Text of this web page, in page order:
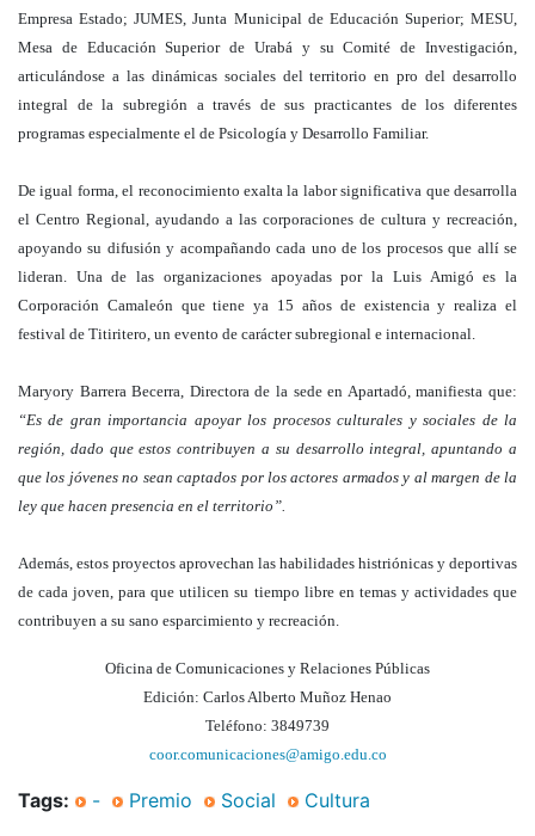
Empresa Estado; JUMES, Junta Municipal de Educación Superior; MESU,
Mesa de Educación Superior de Urabá y su Comité de Investigación,
articulándose a las dinámicas sociales del territorio en pro del desarrollo
integral de la subregión a través de sus practicantes de los diferentes
programas especialmente el de Psicología y Desarrollo Familiar.
De igual forma, el reconocimiento exalta la labor significativa que desarrolla
el Centro Regional, ayudando a las corporaciones de cultura y recreación,
apoyando su difusión y acompañando cada uno de los procesos que allí se
lideran. Una de las organizaciones apoyadas por la Luis Amigó es la
Corporación Camaleón que tiene ya 15 años de existencia y realiza el
festival de Titiritero, un evento de carácter subregional e internacional.
Maryory Barrera Becerra, Directora de la sede en Apartadó, manifiesta que:
“Es de gran importancia apoyar los procesos culturales y sociales de la
región, dado que estos contribuyen a su desarrollo integral, apuntando a
que los jóvenes no sean captados por los actores armados y al margen de la
ley que hacen presencia en el territorio”.
Además, estos proyectos aprovechan las habilidades histriónicas y deportivas
de cada joven, para que utilicen su tiempo libre en temas y actividades que
contribuyen a su sano esparcimiento y recreación.
Oficina de Comunicaciones y Relaciones Públicas
Edición: Carlos Alberto Muñoz Henao
Teléfono: 3849739
coor.comunicaciones@amigo.edu.co
Tags: - Premio Social Cultura